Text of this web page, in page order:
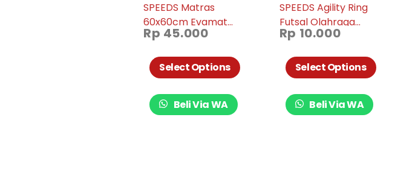
SPEEDS Matras
60x60cm Evamat
Matras Puzzle Karpet
Lantai Evamat Matras
Bermain Soft 034-12
Rp 45.000
Select Options
Beli Via WA
SPEEDS Agility Ring
Futsal Olahraga
Sepakbola 40cm Alat
Gerakan Kaki LX 005-7
Rp 10.000
Select Options
Beli Via WA